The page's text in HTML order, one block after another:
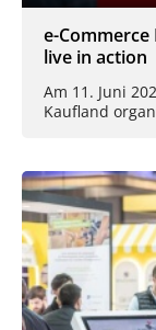
e-
live in action
Am 11. Juni
Kaufland